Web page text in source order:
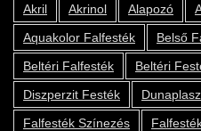
Akril
Akrinol Alapozó
Aquakolor Falfesték
Belső
Beltéri Falfesték
Beltéri
Diszperzit Festék
Falfesték Színezés